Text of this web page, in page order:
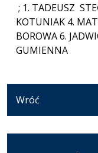
; 1. TADEUSZ
KOTUNIAK 4.
BOROWA 6.
GUMIENNA
Wróć